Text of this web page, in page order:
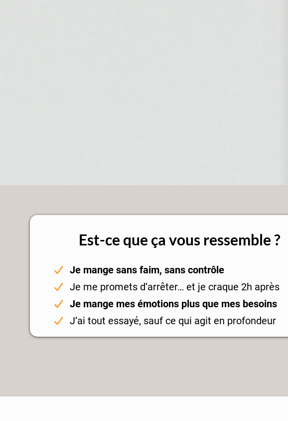
Est-ce que ça vous ressemble ?
Je mange sans faim, sans contrôle
Je me promets d’arrêter… et je craque 2h après
Je mange mes émotions plus que mes besoins
J’ai tout essayé, sauf ce qui agit en profondeur